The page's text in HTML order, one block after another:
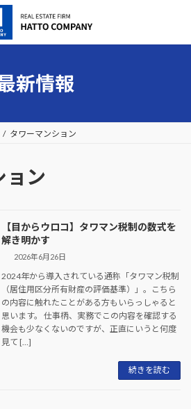
新情報
タワーマンション
ョン
【目からウロコ】タワマン税制の数式を
解き明かす
2026年6月26日
2024年から導入されている通称「タワマン税制
（居住用区分所有財産の評価基準）」。こちら
の内容に触れたことがある方もいらっしゃると
思います。 仕事柄、実務でこの内容を確認する
機会も少なくないのですが、正直にいうと何度
見て […]
続きを読む